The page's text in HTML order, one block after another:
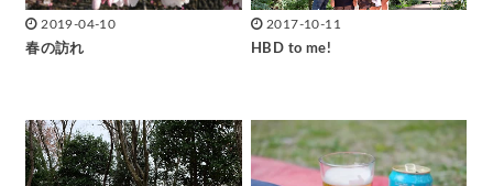
2019-04-10
春の訪れ
2017-10-11
HBD to me!